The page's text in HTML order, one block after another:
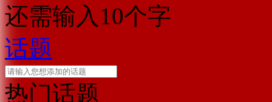
还需输入10个字
话题
热门话题